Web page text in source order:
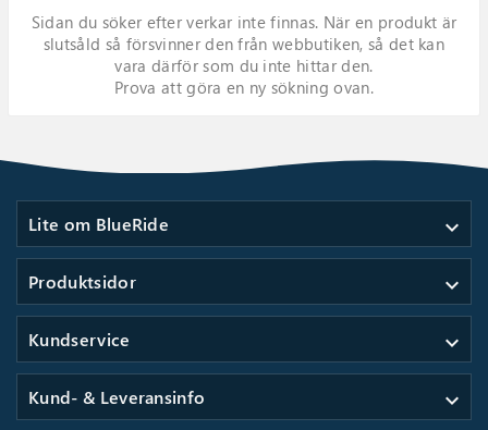
Sidan du söker efter verkar inte finnas. När en produkt är
slutsåld så försvinner den från webbutiken, så det kan
vara därför som du inte hittar den.
Prova att göra en ny sökning ovan.
Lite om BlueRide expand_more
Produktsidor expand_more
Kundservice expand_more
Kund- & Leveransinfo expand_more